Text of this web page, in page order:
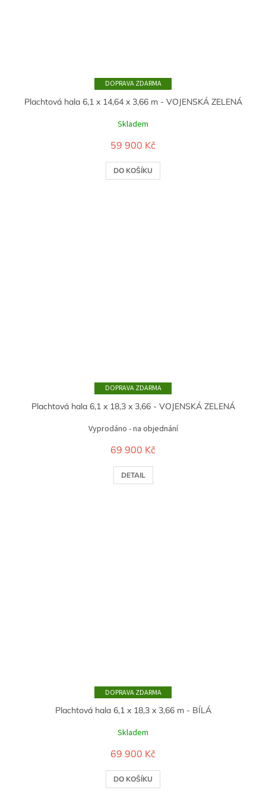
ZDARMA
Plachtová hala 6,1 x 14,64 x 3,66 m - VOJENSKÁ ZELENÁ
Skladem
59 900 Kč
DO KOŠÍKU
ZDARMA
Plachtová hala 6,1 x 18,3 x 3,66 - VOJENSKÁ ZELENÁ
Vyprodáno - na objednání
69 900 Kč
DETAIL
ZDARMA
Plachtová hala 6,1 x 18,3 x 3,66 m - BÍLÁ
Skladem
69 900 Kč
DO KOŠÍKU